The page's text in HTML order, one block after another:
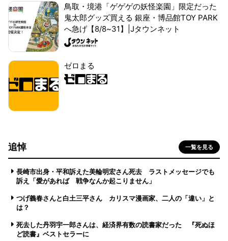
鳥取・境港「ゲゲゲの妖怪楽園」限定だった
鬼太郎グッズ買える 銀座・博品館TOY PARK
へ急げ【8/8~31】|Jタウンネット
ゼロまる
追悼 一覧を見る
長崎市出身・平和訴えた美輪明宏さん死去 ラストメッセージでも
訴え「愛があれば 戦争なんか起こりません」
つげ義春さんと白土三平さん カリスマ漫画家、二人の「違い」と
は？
死去した丹羽宇一郎さんは、経済界有数の読書家だった 『死ぬほ
ど読書』ベストセラーに